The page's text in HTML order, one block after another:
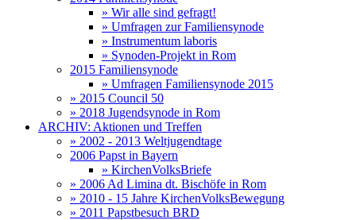
» Wir alle sind gefragt!
» Umfragen zur Familiensynode
» Instrumentum laboris
» Synoden-Projekt in Rom
2015 Familiensynode
» Umfragen Familiensynode 2015
» 2015 Council 50
» 2018 Jugendsynode in Rom
ARCHIV: Aktionen und Treffen
» 2002 - 2013 Weltjugendtage
2006 Papst in Bayern
» KirchenVolksBriefe
» 2006 Ad Limina dt. Bischöfe in Rom
» 2010 - 15 Jahre KirchenVolksBewegung
» 2011 Papstbesuch BRD